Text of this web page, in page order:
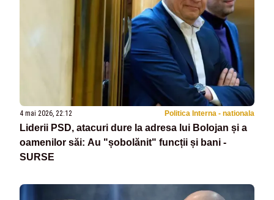
4 mai 2026, 22:12 Politica Interna - nationala
Liderii PSD, atacuri dure la adresa lui Bolojan și a
oamenilor săi: Au "șobolănit" funcții și bani -
SURSE